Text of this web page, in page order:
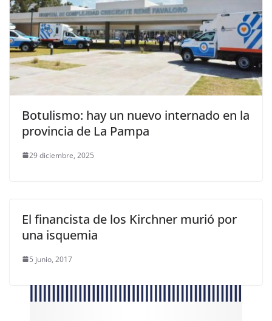
Botulismo: hay un nuevo internado en la
provincia de La Pampa
29 diciembre, 2025
El financista de los Kirchner murió por
una isquemia
5 junio, 2017